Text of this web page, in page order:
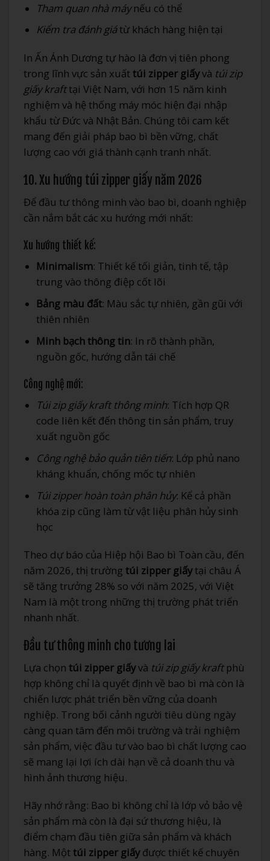
Tham quan nhà máynếu có thể
Kiểm tra đánh giátừ khách hàng hiện tại
In Ấn Ánh Dương tự hào là đơn vị tiên phong
trong lĩnh vực sản xuấttúi zipper giấyvà túi zip
giấy krafttại Việt Nam, với hơn 15 năm kinh
nghiệm và hệ thống máy móc hiện đại nhập
khẩu từ Đức và Nhật Bản. Chúng tôi cam kết
mang đến giải pháp bao bì bền vững, chất
lượng cao với giá thành cạnh tranh nhất.
10. Xu hướng túi zipper giấy năm 2026
Để đầu tư thông minh vào bao bì, doanh nghiệp
cần nắm bắt các xu hướng mới nhất:
Xu hướng thiết kế:
Minimalism: Thiết kế tối giản, tinh tế, tập
trung vào thông điệp cốt lõi
Bảng màu đất: Màu sắc tự nhiên, gần gũi với
thiên nhiên
Minh bạch thông tin: In rõ thành phần,
nguồn gốc, hướng dẫn tái chế
Công nghệ mới:
Túi zip giấy kraft thông minh: Tích hợp QR
code liên kết đến thông tin sản phẩm, truy
xuất nguồn gốc
Công nghệ bảo quản tiên tiến: Lớp phủ nano
kháng khuẩn, chống mốc tự nhiên
Túi zipper hoàn toàn phân hủy: Kể cả phần
khóa zip cũng làm từ vật liệu phân hủy sinh
học
Theo dự báo của Hiệp hội Bao bì Toàn cầu, đến
năm 2026, thị trường túi zipper giấytại châu Á
sẽ tăng trưởng 28% so với năm 2025, với Việt
Nam là một trong những thị trường phát triển
nhanh nhất.
Đầu tư thông minh cho tương lai
Lựa chọn túi zipper giấyvà túi zip giấy kraftphù
hợp không chỉ là quyết định về bao bì mà còn là
chiến lược phát triển bền vững của doanh
nghiệp. Trong bối cảnh người tiêu dùng ngày
càng quan tâm đến môi trường và trải nghiệm
sản phẩm, việc đầu tư vào bao bì chất lượng cao
sẽ mang lại lợi ích dài hạn về cả doanh thu và
hình ảnh thương hiệu.
Hãy nhớ rằng: Bao bì không chỉ là lớp vỏ bảo vệ
sản phẩm mà còn là đại sứ thương hiệu, là
điểm chạm đầu tiên giữa sản phẩm và khách
hàng. Mộttúi zipper giấyđược thiết kế chuyên